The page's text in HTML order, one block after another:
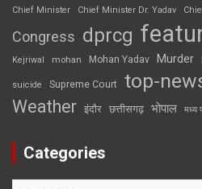
Chief Minister
Chief Minister Dr. Yadav
Congress dprcg
Kejriwal mohan Mohan Yadav Murder
suicide Supreme Court top-
Weather इंदौर छत्तीसगढ़ भोपाल मध्य
Categories